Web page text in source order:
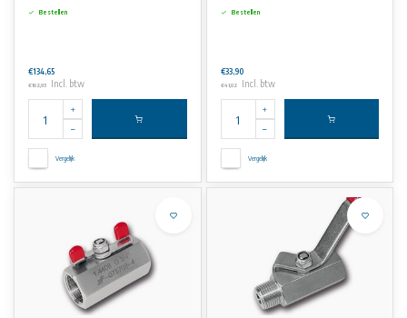
Bestellen
€134,65
€162,93 Incl. btw
Vergelijk
Bestellen
€33,90
€41,02 Incl. btw
Vergelijk